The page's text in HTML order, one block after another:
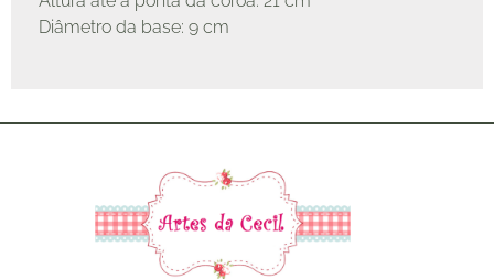
Diâmetro da base: 9 cm